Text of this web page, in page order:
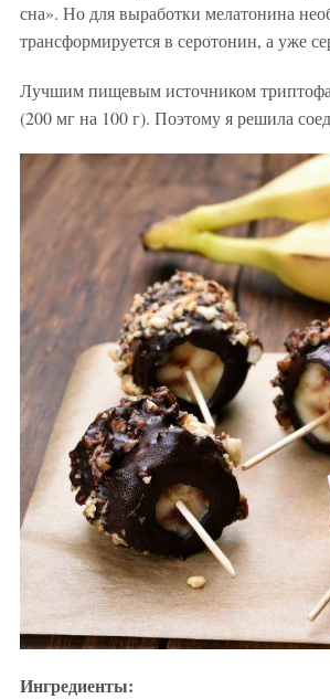
сна». Но для выработки мелатонина
трансформируется в серотонин, а уже
Лучшим пищевым источником
(200 мг на 100 г). Поэтому я решила
Ингредиенты: